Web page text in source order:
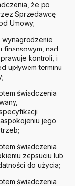
że po
Sprzedawcę
Umowy;
wynagrodzenie
finansowym, nad
kontroli, i
upływem terminu
świadczenia
jego
świadczenia
zepsuciu lub
do użycia;
świadczenia